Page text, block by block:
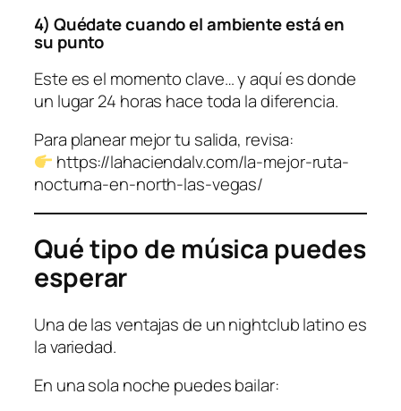
4) Quédate cuando el ambiente está en
su punto
Este es el momento clave… y aquí es donde
un lugar 24 horas hace toda la diferencia.
Para planear mejor tu salida, revisa:
https://lahaciendalv.com/la-mejor-ruta-
nocturna-en-north-las-vegas/
Qué tipo de música puedes
esperar
Una de las ventajas de un nightclub latino es
la variedad.
En una sola noche puedes bailar: